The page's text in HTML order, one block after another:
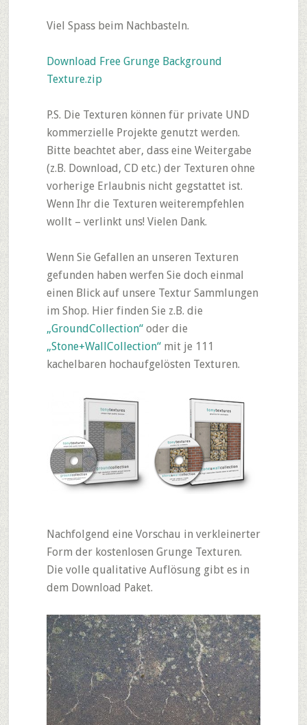
Viel Spass beim Nachbasteln.
Download Free Grunge Background
Texture.zip
P.S. Die Texturen können für private UND
kommerzielle Projekte genutzt werden.
Bitte beachtet aber, dass eine Weitergabe
(z.B. Download, CD etc.) der Texturen ohne
vorherige Erlaubnis nicht gegstattet ist.
Wenn Ihr die Texturen weiterempfehlen
wollt – verlinkt uns! Vielen Dank.
Wenn Sie Gefallen an unseren Texturen
gefunden haben werfen Sie doch einmal
einen Blick auf unsere Textur Sammlungen
im Shop. Hier finden Sie z.B. die
„GroundCollection“oder die
„Stone+WallCollection“mit je 111
kachelbaren hochaufgelösten Texturen.
Nachfolgend eine Vorschau in verkleinerter
Form der kostenlosen Grunge Texturen.
Die volle qualitative Auflösung gibt es in
dem Download Paket.